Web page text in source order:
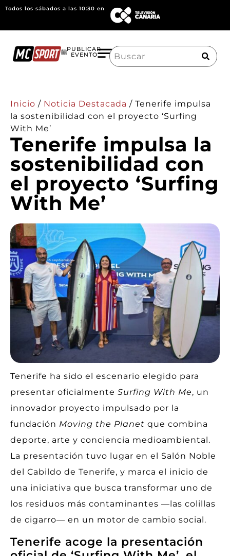
Todos los sábados a las 10:30 en
PUBLICAR
EVENTO
Search
for:
Inicio / Noticia Destacada / Tenerife impulsa
la sostenibilidad con el proyecto ‘Surfing
With Me’
Tenerife impulsa la
sostenibilidad con
el proyecto ‘Surfing
With Me’
Tenerife ha sido el escenario elegido para
presentar oficialmente Surfing With Me, un
innovador proyecto impulsado por la
fundación Moving the Planet que combina
deporte, arte y conciencia medioambiental.
La presentación tuvo lugar en el Salón Noble
del Cabildo de Tenerife, y marca el inicio de
una iniciativa que busca transformar uno de
los residuos más contaminantes —las colillas
de cigarro— en un motor de cambio social.
Tenerife acoge la presentación